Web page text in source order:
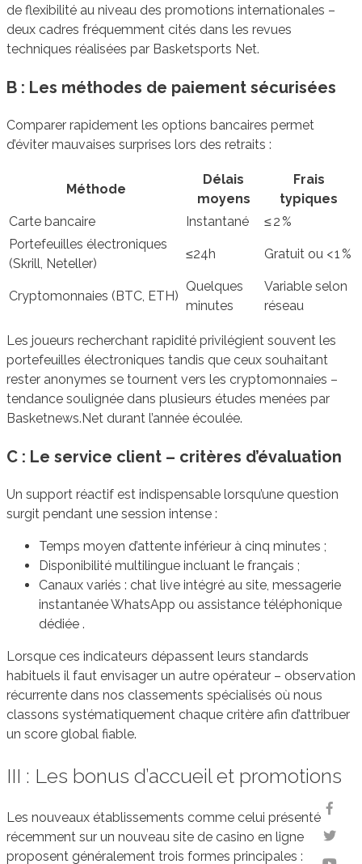
de flexibilité au niveau des promotions internationales –
deux cadres fréquemment cités dans les revues
techniques réalisées par Basketsports Net.
B : Les méthodes de paiement sécurisées
Comparer rapidement les options bancaires permet
d’éviter mauvaises surprises lors des retraits :
Méthode
Délais
moyens
Frais
typiques
Carte bancaire
Instantané
≤ 2 %
Portefeuilles électroniques
(Skrill, Neteller)
≤24h Gratuit ou < 1 %
Cryptomonnaies (BTC, ETH)
Quelques
minutes
Variable selon
réseau
Les joueurs recherchant rapidité privilégient souvent les
portefeuilles électroniques tandis que ceux souhaitant
rester anonymes se tournent vers les cryptomonnaies –
tendance soulignée dans plusieurs études menées par
Basketnews.Net durant l’année écoulée.
C : Le service client – critères d’évaluation
Un support réactif est indispensable lorsqu’une question
surgit pendant une session intense :
Temps moyen d’attente inférieur à cinq minutes ;
Disponibilité multilingue incluant le français ;
Canaux variés : chat live intégré au site, messagerie
instantanée WhatsApp ou assistance téléphonique
dédiée .
Lorsque ces indicateurs dépassent leurs standards
habituels il faut envisager un autre opérateur – observation
récurrente dans nos classements spécialisés où nous
classons systématiquement chaque critère afin d’attribuer
un score global fiable.
III : Les bonus d’accueil et promotions
Les nouveaux établissements comme celui présenté
récemment sur un nouveau site de casino en ligne
proposent généralement trois formes principales :